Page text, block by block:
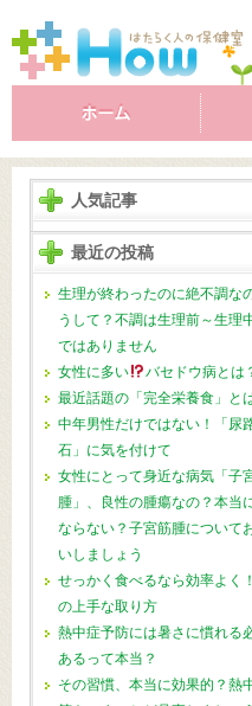
人気記事
最近の投稿
生理が終わったのに絶不調な
うして？不調は生理前～生理
ではありません
女性に多い
バセドウ病とは
最近話題の「完全栄養食」と
中年男性だけではない！「尿
石」に気を付けて
女性にとって身近な病気「子
腫」、良性の腫瘍なの？本当
ならない？子宮筋腫について
いしましょう
せっかく食べるなら効率よく
の上手な取り方
熱中症予防には暑さに慣れる
あるって本当？
その習慣、本当に効果的？熱